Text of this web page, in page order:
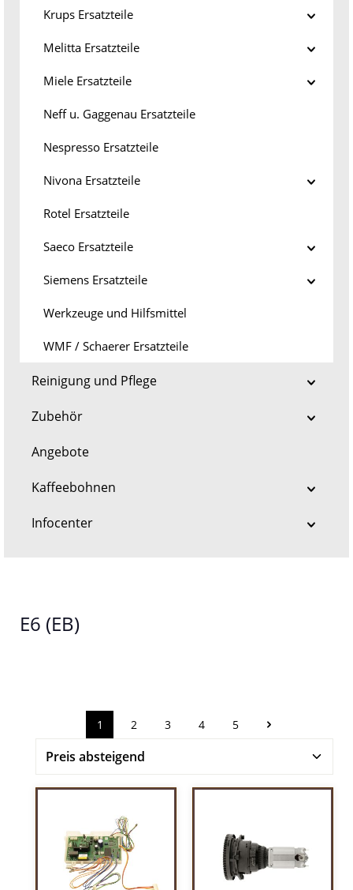
Krups Ersatzteile
Melitta Ersatzteile
Miele Ersatzteile
Neff u. Gaggenau Ersatzteile
Nespresso Ersatzteile
Nivona Ersatzteile
Rotel Ersatzteile
Saeco Ersatzteile
Siemens Ersatzteile
Werkzeuge und Hilfsmittel
WMF / Schaerer Ersatzteile
Reinigung und Pflege
Zubehör
Angebote
Kaffeebohnen
Infocenter
E6 (EB)
Seite
1 Seite
2 Seite
3 Seite
4 Seite
5